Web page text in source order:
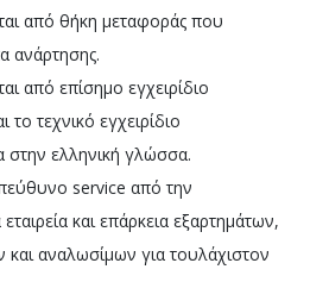
από θήκη μεταφοράς που
ανάρτησης.
από επίσημο εγχειρίδιο
το τεχνικό εγχειρίδιο
στην ελληνική γλώσσα.
service από την
και επάρκεια εξαρτημάτων,
και αναλωσίμων για τουλάχιστον